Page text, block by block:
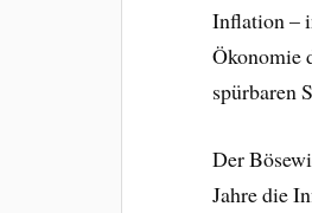
Inflation –
Ökonomie
spürbaren
Der
Jahre die